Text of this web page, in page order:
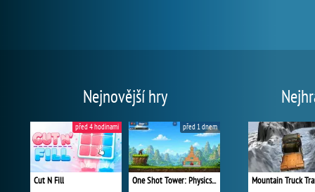
Nejnovější hry
Cut N Fill
před 4 hodinami
One Shot Tower: Physics Destroyer
před 1 dnem
Mountain Truck